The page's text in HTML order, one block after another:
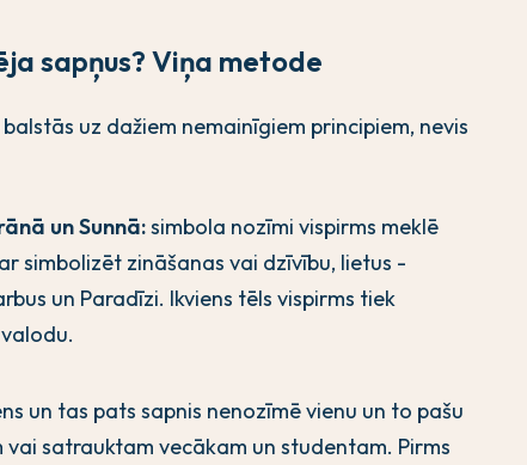
sapņus? Viņa metode
uz dažiem nemainīgiem principiem, nevis
un Sunnā:simbola nozīmi vispirms meklē
simbolizēt zināšanas vai dzīvību, lietus -
un Paradīzi. Ikviens tēls vispirms tiek
un tas pats sapnis nenozīmē vienu un to pašu
satrauktam vecākam un studentam. Pirms